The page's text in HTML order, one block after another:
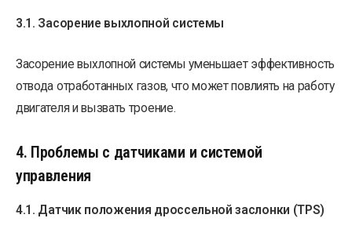
3.1. Засорение выхлопной системы
Засорение выхлопной системы уменьшает эффективность
отвода отработанных газов, что может повлиять на работу
двигателя и вызвать троение.
4. Проблемы с датчиками и системой
управления
4.1. Датчик положения дроссельной заслонки (TPS)